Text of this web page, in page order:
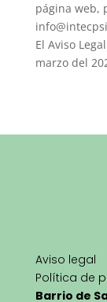
página web,
El Aviso
marzo del
Aviso legal
Política de
Barrio de